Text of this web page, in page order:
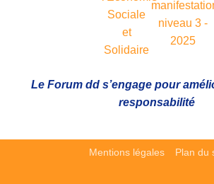
Le Forum dd s’engage pour
responsabilité
Mentions légales Plan du